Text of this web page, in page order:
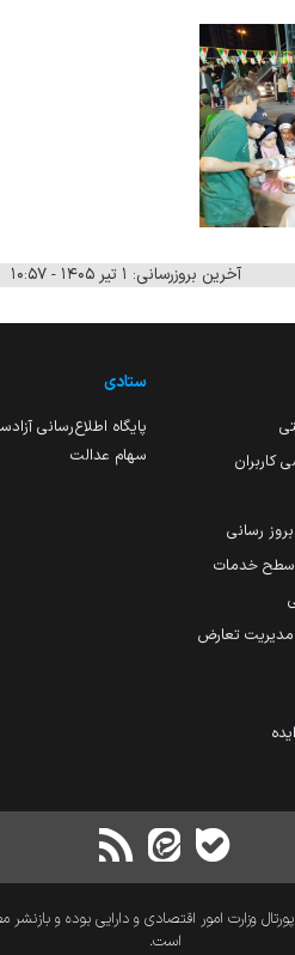
آخرین بروزرسانی: ۱ تیر ۱۴۰۵ - ۱۰:۵۷
رسانی
سطح خدمات
مدیریت تعارض
ستادی
پایگاه اطلاع‌رسانی
سهام عدالت
وزارت امور اقتصادی و دارایی بوده و بازنشر
است.